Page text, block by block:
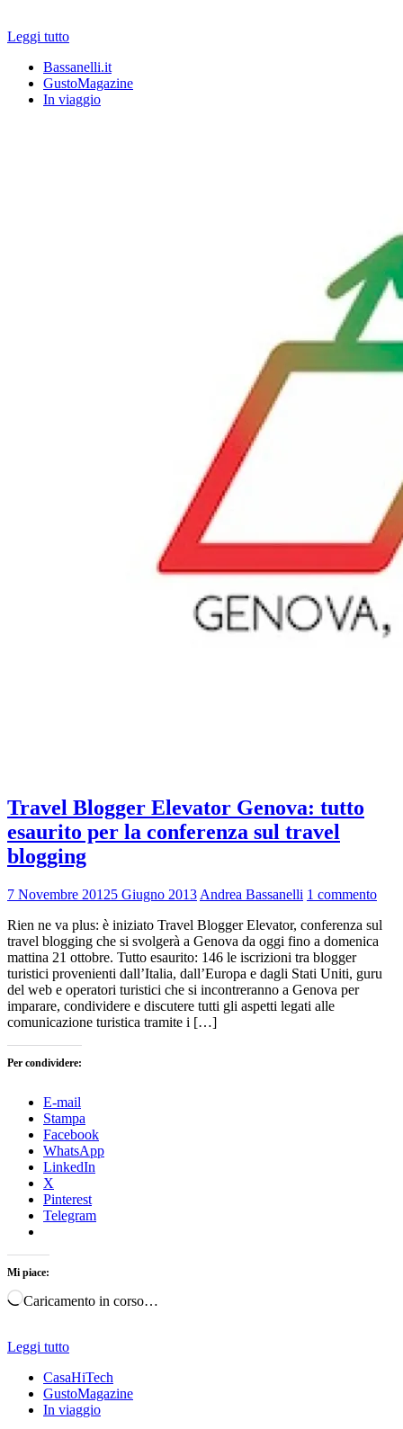
Leggi tutto
Bassanelli.it
GustoMagazine
In viaggio
Travel Blogger Elevator Genova: tutto
esaurito per la conferenza sul travel
blogging
7 Novembre 20125 Giugno 2013 Andrea Bassanelli 1 commento
Rien ne va plus: è iniziato Travel Blogger Elevator, conferenza sul
travel blogging che si svolgerà a Genova da oggi fino a domenica
mattina 21 ottobre. Tutto esaurito: 146 le iscrizioni tra blogger
turistici provenienti dall’Italia, dall’Europa e dagli Stati Uniti, guru
del web e operatori turistici che si incontreranno a Genova per
imparare, condividere e discutere tutti gli aspetti legati alle
comunicazione turistica tramite i […]
Per condividere:
E-mail
Stampa
Facebook
WhatsApp
LinkedIn
X
Pinterest
Telegram
Mi piace:
Caricamento in corso…
Leggi tutto
CasaHiTech
GustoMagazine
In viaggio